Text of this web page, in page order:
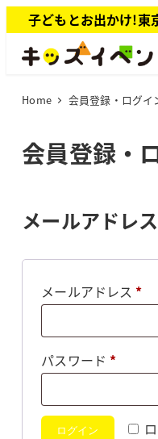
イ
子どもとお出かけ!東
Home 会員登録・ログイ
会員登録・
メールアドレ
メールアドレス *必
パスワード *必
ログイン